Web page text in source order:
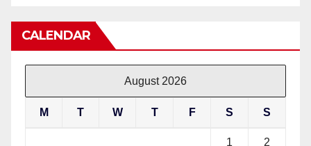
CALENDAR
August 2026
M T W T F S S
1 2